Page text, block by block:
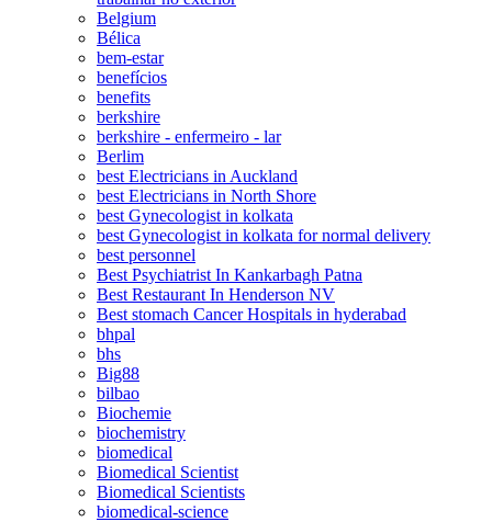
Belgium
Bélica
bem-estar
benefícios
benefits
berkshire
berkshire - enfermeiro - lar
Berlim
best Electricians in Auckland
best Electricians in North Shore
best Gynecologist in kolkata
best Gynecologist in kolkata for normal delivery
best personnel
Best Psychiatrist In Kankarbagh Patna
Best Restaurant In Henderson NV
Best stomach Cancer Hospitals in hyderabad
bhpal
bhs
Big88
bilbao
Biochemie
biochemistry
biomedical
Biomedical Scientist
Biomedical Scientists
biomedical-science